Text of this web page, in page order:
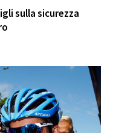
sulla sicurezza